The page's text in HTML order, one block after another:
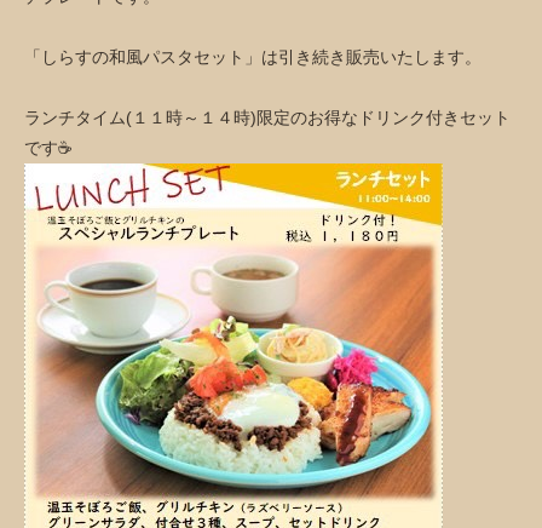
「しらすの和風パスタセット」は引き続き販売いたします。
ランチタイム(１１時～１４時)限定のお得なドリンク付きセット
です☕